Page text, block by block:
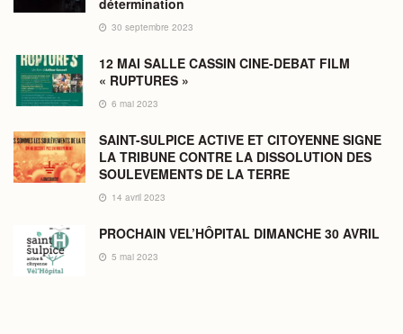
détermination
30 septembre 2023
12 MAI SALLE CASSIN CINE-DEBAT FILM
« RUPTURES »
6 mai 2023
SAINT-SULPICE ACTIVE ET CITOYENNE SIGNE
LA TRIBUNE CONTRE LA DISSOLUTION DES
SOULEVEMENTS DE LA TERRE
14 avril 2023
PROCHAIN VEL’HÔPITAL DIMANCHE 30 AVRIL
5 mai 2023